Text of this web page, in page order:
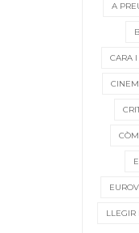
A
CARA
LLEGIR